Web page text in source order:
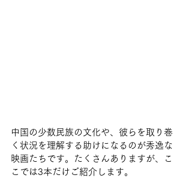
中国の少数民族の文化や、彼らを取り巻
く状況を理解する助けになるのが秀逸な
映画たちです。たくさんありますが、こ
こでは3本だけご紹介します。